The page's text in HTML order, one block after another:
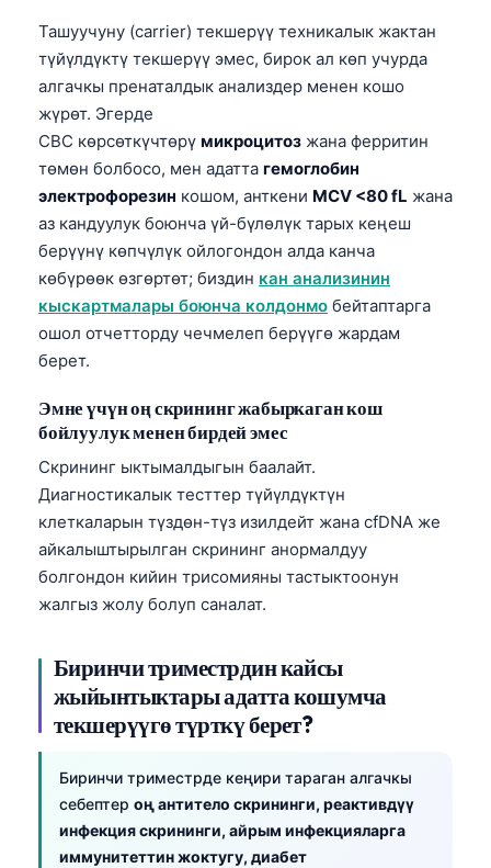
Ташуучуну (carrier) текшерүү техникалык жактан
түйүлдүктү текшерүү эмес, бирок ал көп учурда
алгачкы пренаталдык анализдер менен кошо
жүрөт. Эгерде
CBC көрсөткүчтөрү микрoцитоз жана ферритин
төмөн болбосо, мен адатта гемоглобин
электрофорезин кошом, анткени MCV <80 fL жана
аз кандуулук боюнча үй-бүлөлүк тарых кеңеш
берүүнү көпчүлүк ойлогондон алда канча
көбүрөөк өзгөртөт; биздин кан анализинин
кыскартмалары боюнча колдонмо бейтаптарга
ошол отчетторду чечмелеп берүүгө жардам
берет.
Эмне үчүн оң скрининг жабыркаган кош
бойлуулук менен бирдей эмес
Скрининг ыктымалдыгын баалайт.
Диагностикалык тесттер түйүлдүктүн
клеткаларын түздөн-түз изилдейт жана cfDNA же
айкалыштырылган скрининг анормалдуу
болгондон кийин трисомияны тастыктоонун
жалгыз жолу болуп саналат.
Биринчи триместрдин кайсы
жыйынтыктары адатта кошумча
текшерүүгө түрткү берет?
Биринчи триместрде кеңири тараган алгачкы
себептер оң антитело скрининги, реактивдүү
инфекция скрининги, айрым инфекцияларга
иммунитеттин жоктугу, диабет